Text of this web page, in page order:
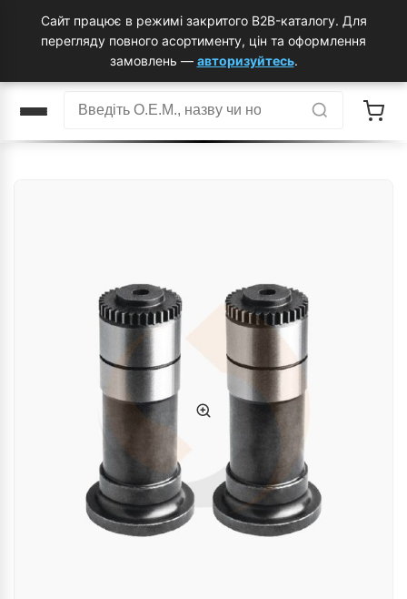
Сайт працює в режимі закритого B2B-каталогу. Для
перегляду повного асортименту, цін та оформлення
замовлень — авторизуйтесь.